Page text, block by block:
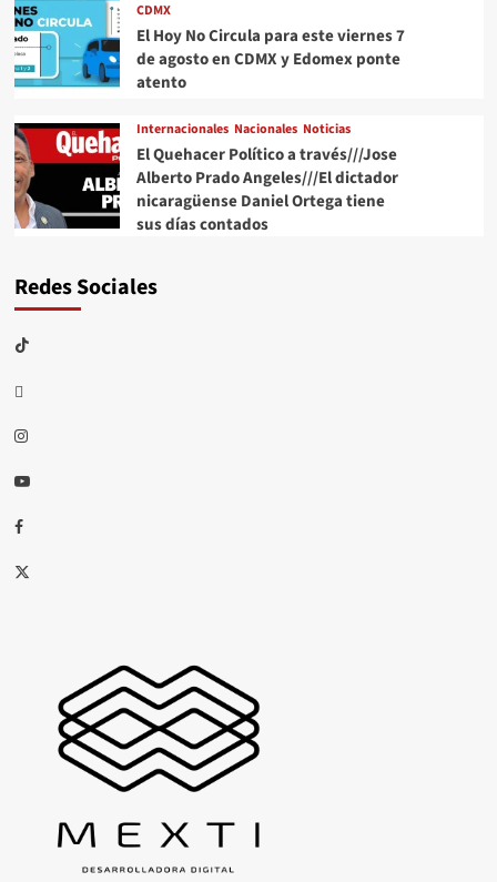
CDMX
El Hoy No Circula para este viernes 7
de agosto en CDMX y Edomex ponte
atento
Internacionales Nacionales Noticias
El Quehacer Político a través///Jose
Alberto Prado Angeles///El dictador
nicaragüense Daniel Ortega tiene
sus días contados
Redes Sociales
TikTok
threads
Instagram
Youtube
Facebook
X